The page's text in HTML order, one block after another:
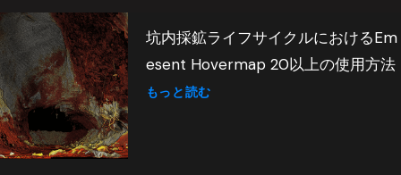
坑内採鉱ライフサイクルにおけるEm
esent Hovermap 20以上の使用方法
もっと読む